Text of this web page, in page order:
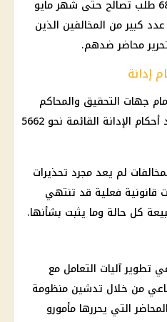
كما استقبل الصندوق نحو 6800 طلب تصالح حتى شهر مايو
كبير من المخالفين الذين
محاضر ضدهم.
إدانة
جهات التحقيق والمحاكم
إلى 1048 محضرًا، فيما بلغ عدد أحكام الإدانة القائمة نحو 5662
لم يعد مجرد تحذيرات
قانونية فعلية قد تنتهي
كل حالة وما يثبت بشأنها.
تطوير آليات التعامل مع
من خلال تدشين منظومة
التي يحررها مأمورو